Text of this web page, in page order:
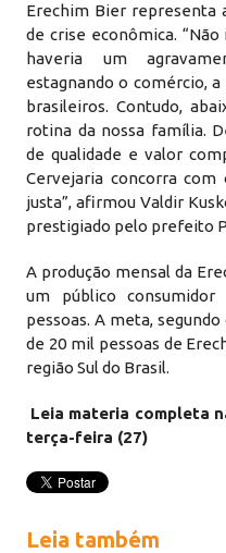
Erechim Bier representa
de crise econômica.
haveria um
estagnando o comércio,
brasileiros. Contudo,
rotina da nossa família.
de qualidade e valor
Cervejaria concorra
justa”, afirmou Valdir
prestigiado pelo prefeito
A produção mensal da
um público
pessoas. A meta,
de 20 mil pessoas de
região Sul do Brasil.
Leia materia completa
terça-feira (27)
Leia também